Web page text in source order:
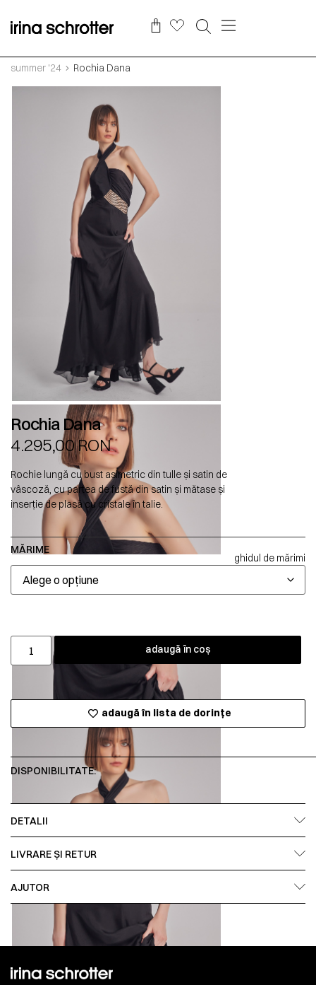
summer '24 Rochia Dana
Rochia Dana
4.295,00RON
Rochie lungă cu bust asimetric din tulle și satin de
vâscoză, cu partea de fustă din satin și mătase și
inserţie de plasă cu cristale în talie.
MĂRIME
ghidul de mărimi
adaugă în coș
adaugă în lista de dorințe
DISPONIBILITATE:
DETALII
LIVRARE ȘI RETUR
AJUTOR